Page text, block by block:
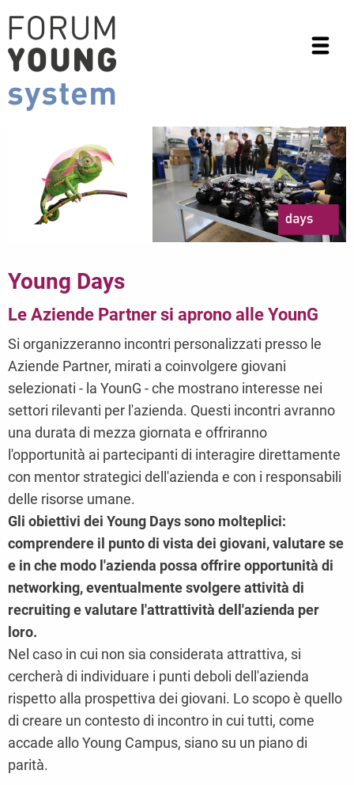
Young Days
Le Aziende Partner si aprono alle YounG
Si organizzeranno incontri personalizzati presso le
Aziende Partner, mirati a coinvolgere giovani
selezionati - la YounG - che mostrano interesse nei
settori rilevanti per l'azienda. Questi incontri avranno
una durata di mezza giornata e offriranno
l'opportunità ai partecipanti di interagire direttamente
con mentor strategici dell'azienda e con i responsabili
delle risorse umane.
Gli obiettivi dei Young Days sono molteplici:
comprendere il punto di vista dei giovani, valutare se
e in che modo l'azienda possa offrire opportunità di
networking, eventualmente svolgere attività di
recruiting e valutare l'attrattività dell'azienda per
loro.
Nel caso in cui non sia considerata attrattiva, si
cercherà di individuare i punti deboli dell'azienda
rispetto alla prospettiva dei giovani. Lo scopo è quello
di creare un contesto di incontro in cui tutti, come
accade allo Young Campus, siano su un piano di
parità.